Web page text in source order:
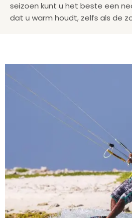
seizoen kunt u het beste een
dat u warm houdt, zelfs als de